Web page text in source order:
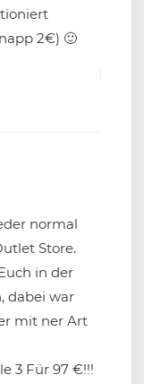
2€) 🙂
normal
Store.
in der
dabei war
mit ner Art
3 Für 97 €!!!